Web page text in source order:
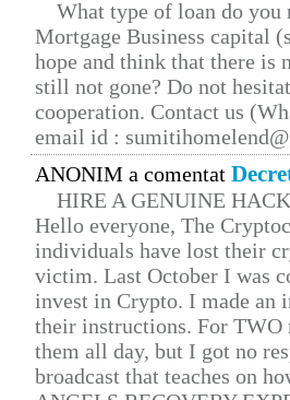
What type of loan do you
Mortgage Business capital
hope and think that there is
still not gone? Do not
cooperation. Contact us
email id :
ANONIM a comentat
HIRE A GENUINE
Hello everyone, The
individuals have lost their
victim. Last October I was
invest in Crypto. I made
their instructions. For TWO
them all day, but I got no
broadcast that teaches on